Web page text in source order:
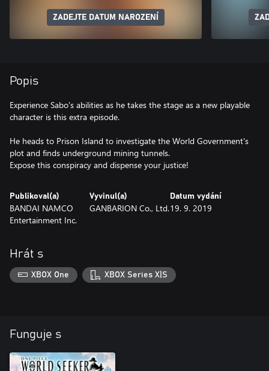
ZADEJTE DATUM NAROZENÍ
Popis
Experience Sabo's abilities as he takes the stage as a new playable
character is this extra episode.
He heads to Prison Island to investigate the World Government's
plot and finds underground mining tunnels.
Expose this conspiracy and dispense your justice!
Publikoval(a)
BANDAI NAMCO
Entertainment Inc.
Vyvinul(a)
GANBARION Co., Ltd.
Datum vydání
19. 9. 2019
Hrát s
XBOX One XBOX Series X|S
Funguje s